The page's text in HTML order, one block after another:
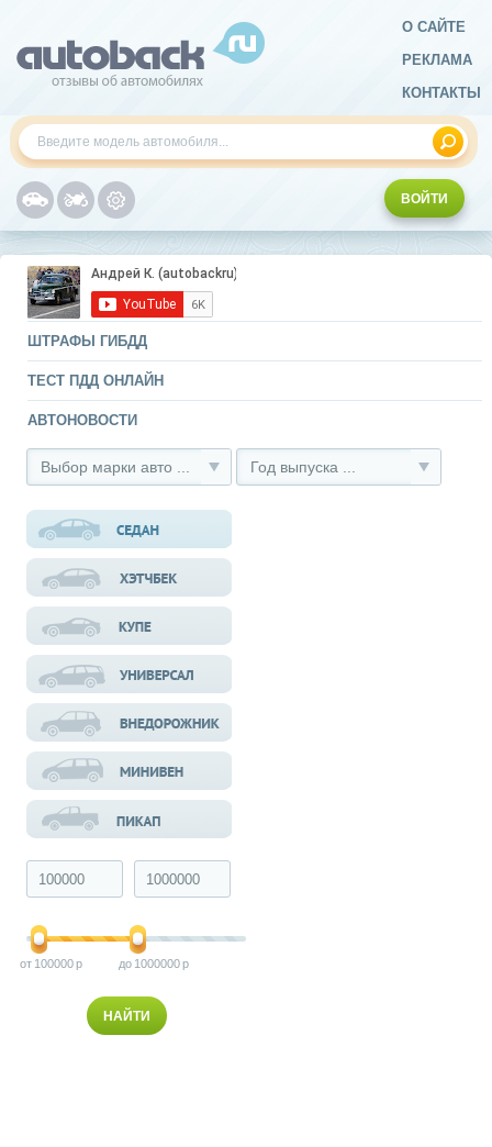
О САЙТЕ
РЕКЛАМА
КОНТАКТЫ
ВОЙТИ
ШТРАФЫ ГИБДД
ТЕСТ ПДД ОНЛАЙН
АВТОНОВОСТИ
Выбор марки авто ... Год выпуска ...
100000 1000000